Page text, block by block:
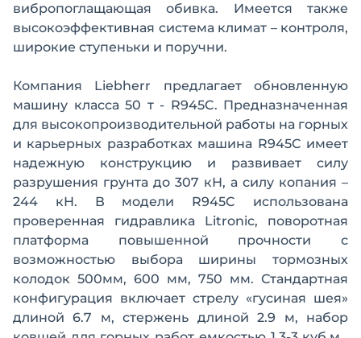
вибропоглащающая обивка. Имеется также
высокоэффективная система климат – контроля,
широкие ступеньки и поручни.
Компания Liebherr предлагает обновленную
машину класса 50 т - R945C. Предназначенная
для высокопроизводительной работы на горных
и карьерных разработках машина R945C имеет
надежную конструкцию и развивает силу
разрушения грунта до 307 кН, а силу копания –
244 кН. В модели R945C использована
проверенная гидравлика Litronic, поворотная
платформа повышенной прочности с
возможностью выбора ширины тормозных
колодок 500мм, 600 мм, 750 мм. Стандартная
конфигурация включает стрелу «гусиная шея»
длиной 6.7 м, стержень длиной 2.9 м, набор